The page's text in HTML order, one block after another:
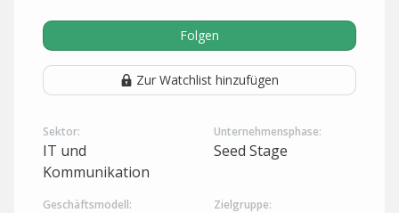
Folgen
Zur Watchlist hinzufügen
Sektor:
IT und
Kommunikation
Unternehmensphase:
Seed Stage
Geschäftsmodell: Zielgruppe: